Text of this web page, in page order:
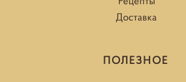
Доставка
ПОЛЕЗНОЕ